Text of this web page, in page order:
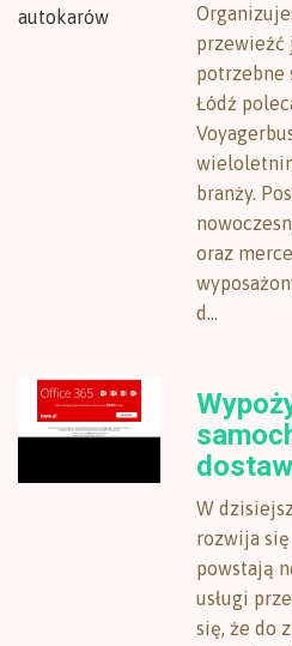
przewieźć
potrzebne
Łódź
branży.
oraz
d...
W
rozwija
powstają
usługi
się, że do